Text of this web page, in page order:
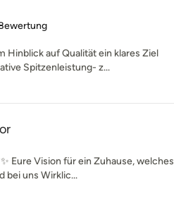
5 von 5 Sternen
Hinblick auf Qualität ein klares Ziel
Spitzenleistung- z...
Eure Vision für ein Zuhause, welches
bei uns Wirklic...